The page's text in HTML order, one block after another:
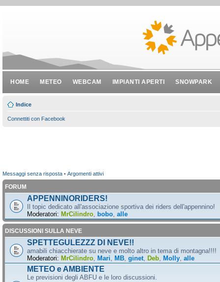
HOME METEO WEBCAM IMPIANTI APERTI SNOWPARK
Indice
Connettiti con Facebook
Messaggi senza risposta • Argomenti attivi
FORUM
APPENNINORIDERS!
Il topic dedicato all'associazione sportiva dei riders dell'appennino!
Moderatori: MrCilindro bobo alle
DISCUSSIONI SULLA NEVE
SPETTEGULEZZZ DI NEVE!!
amabili chiacchierate su neve e molto altro in tema di montagna!!!!
Moderatori: MrCilindro Mari MB ginet Deb Molly alle
METEO e AMBIENTE
Le previsioni degli ABFU e le loro discussioni.